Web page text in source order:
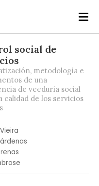
social de
metodología e
de una
de veeduría social
calidad de los servicios